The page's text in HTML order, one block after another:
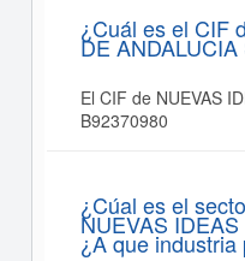
¿Cuál es el CIF
DE ANDALUCIA
El CIF de NUEVAS
B92370980
¿Cúal es el
NUEVAS
¿A que